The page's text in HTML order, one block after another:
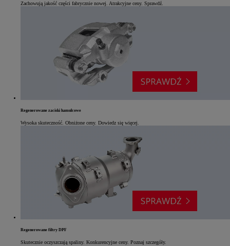
Zachowują jakość części fabrycznie nowej. Atrakcyjne ceny. Sprawdź.
Regenerowane zaciski hamulcowe
Wysoka skuteczność. Obniżone ceny. Dowiedz się więcej.
Regenerowane filtry DPF
Skutecznie oczyszczają spaliny. Konkurencyjne ceny. Poznaj szczegóły.